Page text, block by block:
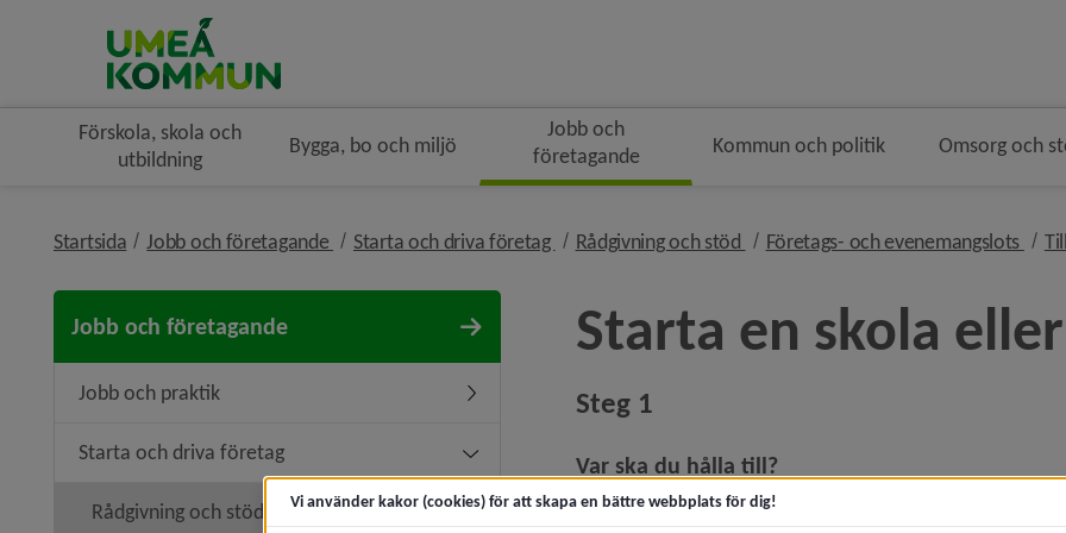
Förskola, skola och
utbildning
Bygga, bo och miljö
Jobb och
företagande
Kommun och politik Omsorg och
Startsida Jobb och företagande nivå i brödsmulenavigeringen
Starta och driva företag nivå i brödsmulenavigeringen
Rådgivning och stöd nivå i brödsmulenavigeringen
Företags- och evenemangslots
Jobb och företagande
Jobb och praktik Undermeny för Jobb och praktik
Starta och driva företag Undermeny för Starta och driva företag
Rådgivning och stöd
Starta en skola
Steg 1
Var ska du hålla till?
För att din planering ska gå så smidigt som möjligt är
Vi använder kakor (cookies) för att skapa en bättre webbplats för dig!